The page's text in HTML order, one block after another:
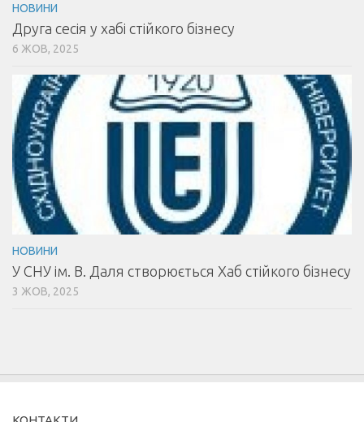
НОВИНИ
Друга сесія у хабі стійкого бізнесу
6 ЖОВ, 2025
НОВИНИ
У СНУ ім. В. Даля створюється Хаб стійкого бізнесу
3 ЖОВ, 2025